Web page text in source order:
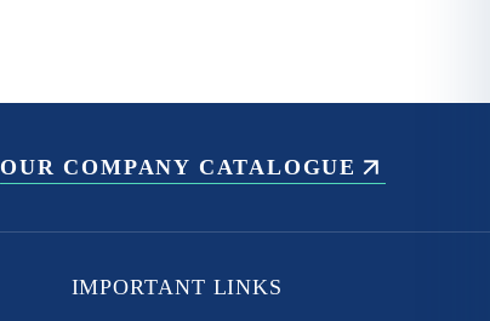
OUR COMPANY CATALOGUE
IMPORTANT LINKS